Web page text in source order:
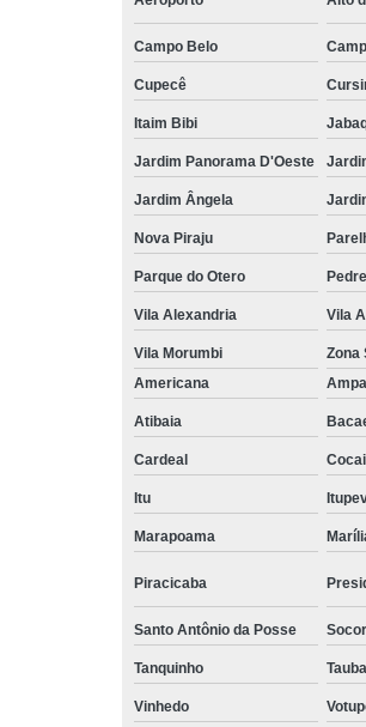
Campo Belo
Cupecê
Itaim Bibi
Jardim Panorama D'Oeste
Jardim Ângela
Nova Piraju
Parque do Otero
Vila Alexandria Vila
Vila Morumbi Zona
Americana
Atibaia
Cardeal
Itu
Marapoama
Piracicaba
Santo Antônio da Posse
Tanquinho
Vinhedo